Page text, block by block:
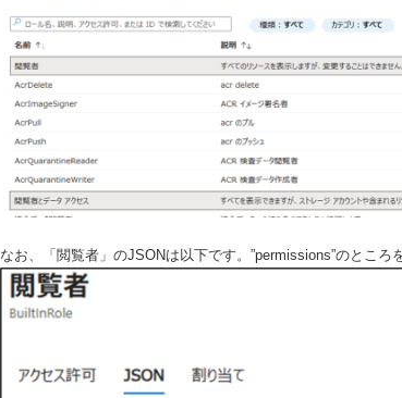
なお、「閲覧者」のJSONは以下です。”permissions”のところ